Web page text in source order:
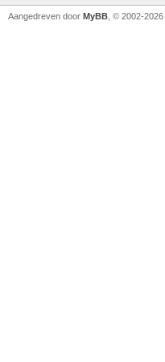
Aangedreven door MyBB , © 2002-2026